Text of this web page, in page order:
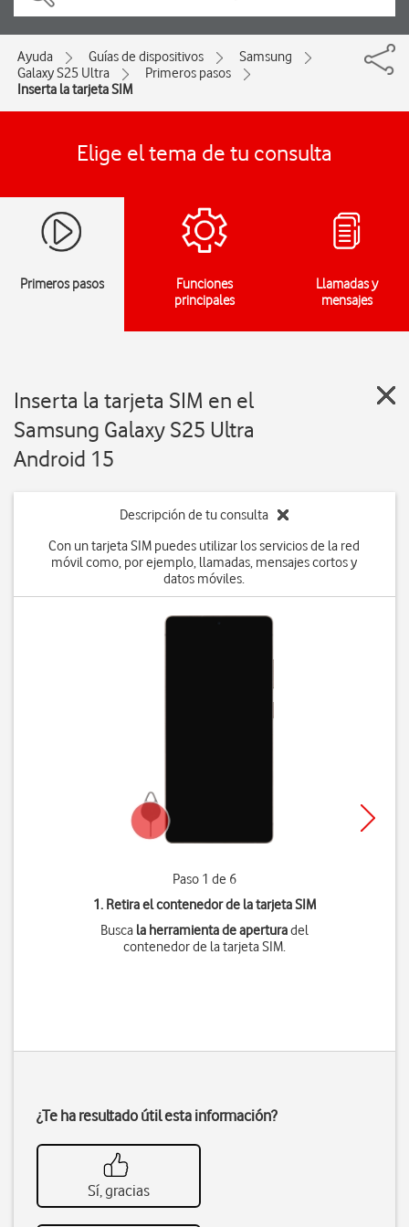
Ayuda Guías de dispositivos
Samsung
Galaxy S25 Ultra
Primeros pasos
Inserta la tarjeta SIM
Elige el tema de tu consulta
Primeros pasos
Funciones
principales
Llamadas y
mensajes
Inserta la tarjeta SIM en el
Samsung Galaxy S25 Ultra
Android 15
Descripción de tu consulta
Con un tarjeta SIM puedes utilizar los servicios de la red
móvil como, por ejemplo, llamadas, mensajes cortos y
datos móviles.
Paso 1 de 6
1. Retira el contenedor de la tarjeta SIM
Busca la herramienta de aperturadel
contenedor de la tarjeta SIM.
¿Te ha resultado útil esta información?
Sí, gracias